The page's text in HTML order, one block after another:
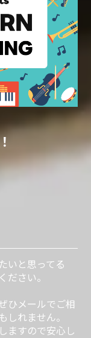
いと思ってる
ださい。
ひメールでご相
しれません。
ますので安心し